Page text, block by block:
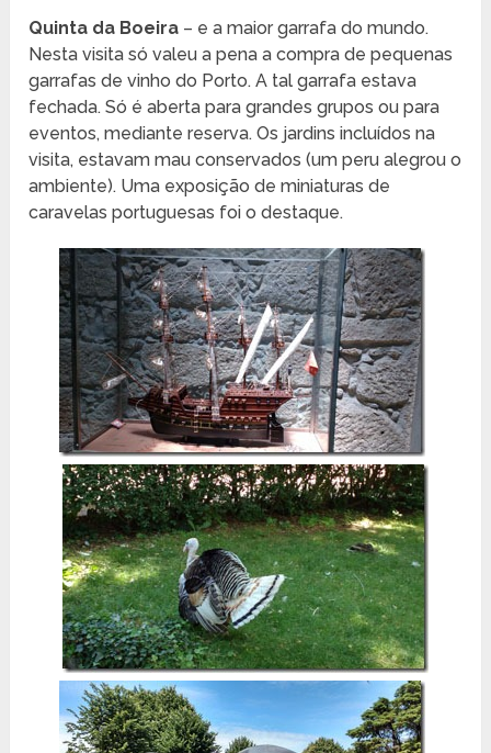
Quinta da Boeira – e a maior garrafa do mundo.
Nesta visita só valeu a pena a compra de pequenas
garrafas de vinho do Porto. A tal garrafa estava
fechada. Só é aberta para grandes grupos ou para
eventos, mediante reserva. Os jardins incluídos na
visita, estavam mau conservados (um peru alegrou o
ambiente). Uma exposição de miniaturas de
caravelas portuguesas foi o destaque.